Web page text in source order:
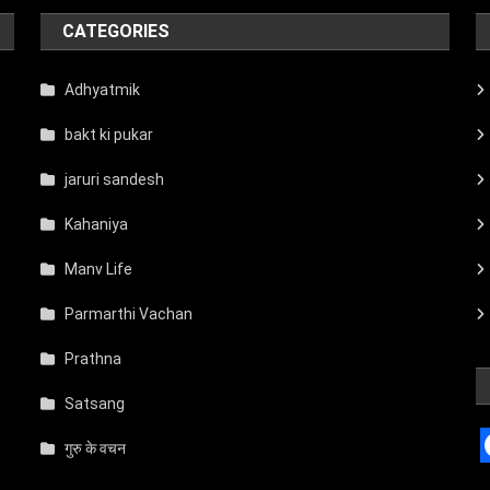
CATEGORIES
Adhyatmik
bakt ki pukar
jaruri sandesh
Kahaniya
Manv Life
Parmarthi Vachan
Prathna
Satsang
गुरु के वचन